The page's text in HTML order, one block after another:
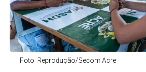
Foto: Reprodução/Secom Acre